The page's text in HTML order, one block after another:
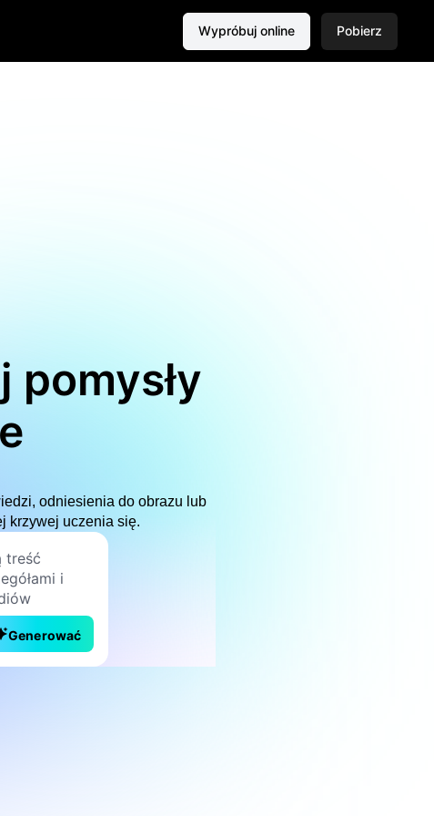
Wypróbuj online Pobierz
pomysły
odniesienia do obrazu lub
krzywej uczenia się.
Generować